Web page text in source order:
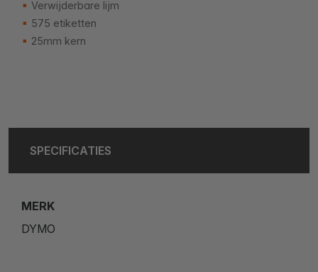
Verwijderbare lijm
575 etiketten
25mm kern
SPECIFICATIES
MERK
DYMO